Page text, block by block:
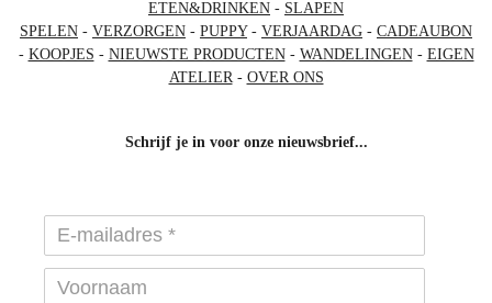
ETEN&DRINKEN - SLAPEN
SPELEN - VERZORGEN - PUPPY- VERJAARDAG - CADEAUBON
- KOOPJES - NIEUWSTE PRODUCTEN- WANDELINGEN- EIGEN
ATELIER- OVER ONS
Schrijf je in voor onze nieuwsbrief...